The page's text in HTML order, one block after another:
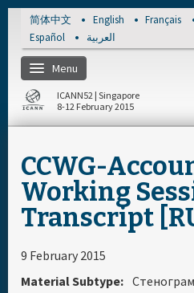
Skip to main content
简体中文 English Français
Español
العربية
Menu
Главная
Зарегистрироваться
Расписание на день
Документы и
материалы
ICANN52 | Singapore
8-12 February 2015
CCWG-
Working
Transcript
9 February 2015
Material Subtype: